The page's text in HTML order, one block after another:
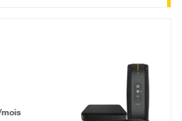
puis 51,99 € par mois, Engagement 12 mois
mois